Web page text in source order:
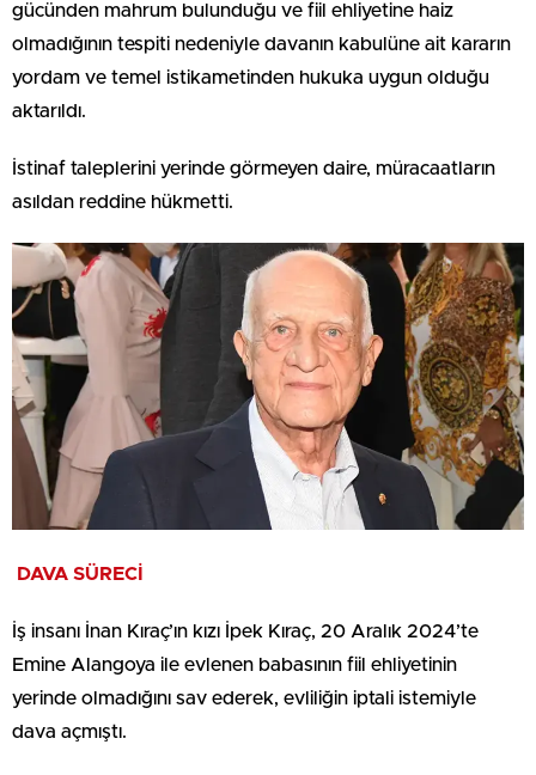
gücünden mahrum bulunduğu ve fiil ehliyetine haiz
olmadığının tespiti nedeniyle davanın kabulüne ait kararın
yordam ve temel istikametinden hukuka uygun olduğu
aktarıldı.
İstinaf taleplerini yerinde görmeyen daire, müracaatların
asıldan reddine hükmetti.
DAVA SÜRECİ
İş insanı İnan Kıraç’ın kızı İpek Kıraç, 20 Aralık 2024’te
Emine Alangoya ile evlenen babasının fiil ehliyetinin
yerinde olmadığını sav ederek, evliliğin iptali istemiyle
dava açmıştı.